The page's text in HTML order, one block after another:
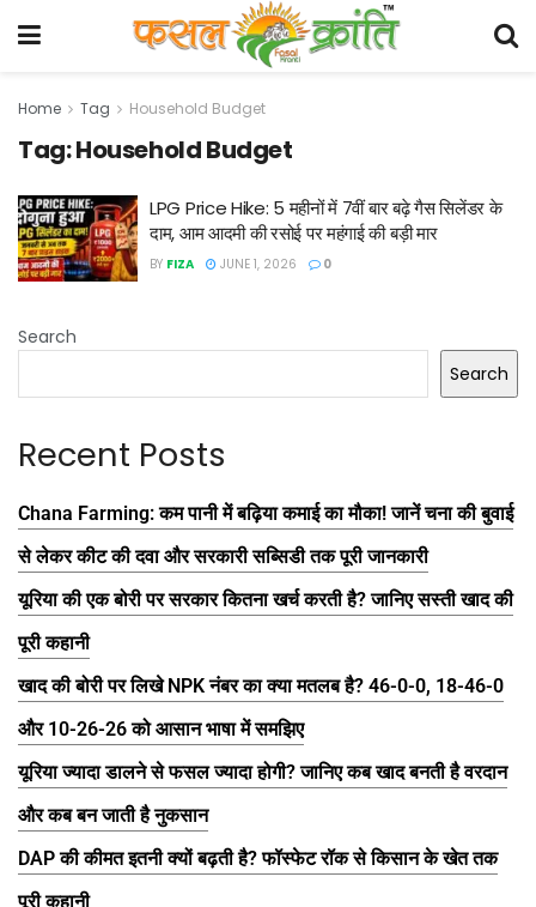
Home Tag Household Budget
Tag:Household Budget
LPG Price Hike: 5 महीनों में 7वीं बार बढ़े गैस सिलेंडर के
दाम, आम आदमी की रसोई पर महंगाई की बड़ी मार
BY FIZA JUNE 1, 2026 0
Search
Search
Recent Posts
Chana Farming: कम पानी में बढ़िया कमाई का मौका! जानें चना की बुवाई
से लेकर कीट की दवा और सरकारी सब्सिडी तक पूरी जानकारी
यूरिया की एक बोरी पर सरकार कितना खर्च करती है? जानिए सस्ती खाद की
पूरी कहानी
खाद की बोरी पर लिखे NPK नंबर का क्या मतलब है? 46-0-0, 18-46-0
और 10-26-26 को आसान भाषा में समझिए
यूरिया ज्यादा डालने से फसल ज्यादा होगी? जानिए कब खाद बनती है वरदान
और कब बन जाती है नुकसान
DAP की कीमत इतनी क्यों बढ़ती है? फॉस्फेट रॉक से किसान के खेत तक
पूरी कहानी